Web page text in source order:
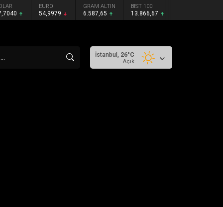
EURO
54,9979
GRAM ALTIN
6.587,65
BIST 100
13.866,67
İstanbul, 26°C
Açık